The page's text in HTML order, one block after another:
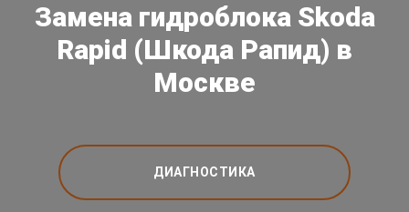
Замена гидроблока Skoda
Rapid (Шкода Рапид) в
Москве
ДИАГНОСТИКА